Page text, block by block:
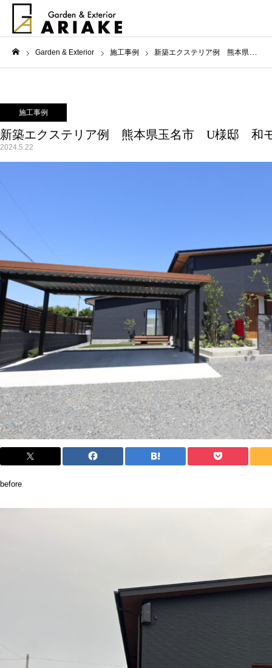
Garden & Exterior 施工事例 新築エクステリア例 熊本県玉名市 U様邸 和モダン外構
施工事例
新築エクステリア例 熊本県玉名市 U様邸 和
2024.5.22
before